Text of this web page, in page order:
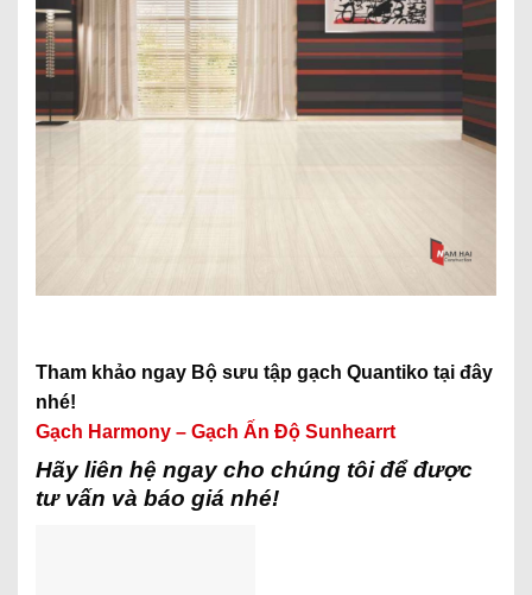
Tham khảo ngay Bộ sưu tập gạch Quantiko tại đây
nhé!
Gạch Harmony – Gạch Ấn Độ Sunhearrt
Hãy liên hệ ngay cho chúng tôi để được
tư vấn và báo giá nhé!